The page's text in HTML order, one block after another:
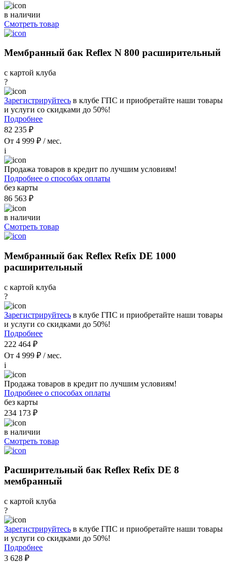
в наличии
Смотреть товар
Мембранный бак Reflex N 800 расширительный
с картой клуба
?
Зарегистрируйтесь в клубе ГПС и приобретайте наши товары
и услуги со скидками до 50%!
Подробнее
82 235 ₽
От 4 999 ₽ / мес.
i
Продажа товаров в кредит по лучшим условиям!
Подробнее о способах оплаты
без карты
86 563 ₽
в наличии
Смотреть товар
Мембранный бак Reflex Refix DE 1000
расширительный
с картой клуба
?
Зарегистрируйтесь в клубе ГПС и приобретайте наши товары
и услуги со скидками до 50%!
Подробнее
222 464 ₽
От 4 999 ₽ / мес.
i
Продажа товаров в кредит по лучшим условиям!
Подробнее о способах оплаты
без карты
234 173 ₽
в наличии
Смотреть товар
Расширительный бак Reflex Refix DE 8
мембранный
с картой клуба
?
Зарегистрируйтесь в клубе ГПС и приобретайте наши товары
и услуги со скидками до 50%!
Подробнее
3 628 ₽